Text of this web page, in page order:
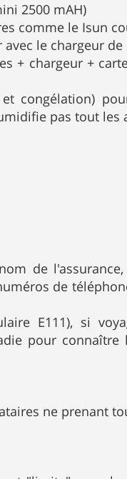
2500 mAH)
comme le Isun
le chargeur
+ chargeur +
congélation)
pas tout les
de
de
E111), si
pour
ne prenant